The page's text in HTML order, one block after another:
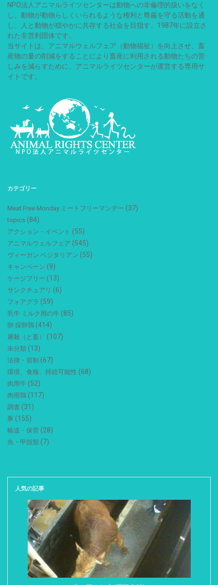
NPO法人アニマルライツセンターは動物への非倫理的扱いをなく
し、動物が動物らしくいられるような権利と尊厳を守る活動を通
し、人と動物が穏やかに共存する社会を目指す、1987年に設立さ
れた非営利団体です。
当サイトは、アニマルウェルフェア（動物福祉）を向上させ、畜
産物の量の削減をすることにより畜産に利用される動物たちの苦
しみを減らすために、アニマルライツセンターが運営する専用サ
イトです。
カテゴリー
Meat Free Monday ミートフリーマンデー (37)
topics (84)
アクション・イベント (55)
アニマルウェルフェア (545)
ヴィーガン ベジタリアン (55)
キャンペーン (9)
ケージフリー (13)
サンクチュアリ (6)
フォアグラ (59)
乳牛 ミルク用の牛 (85)
卵 採卵鶏 (414)
屠殺（と畜） (107)
未分類 (13)
法律・規制 (67)
環境、食糧、持続可能性 (68)
肉用牛 (52)
肉用鶏 (117)
調査 (31)
豚 (155)
輸送・保管 (28)
魚・甲殻類 (7)
人気の記事